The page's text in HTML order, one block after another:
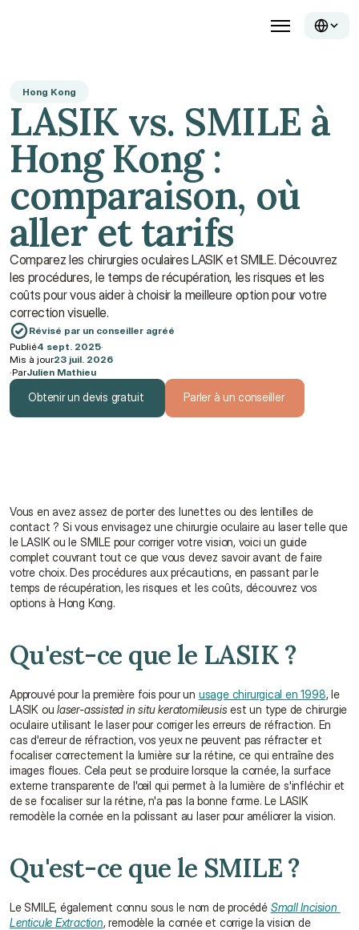
Hong Kong
LASIK vs. SMILE à
Hong Kong :
comparaison, où
aller et tarifs
Comparez les chirurgies oculaires LASIK et SMILE. Découvrez
les procédures, le temps de récupération, les risques et les
coûts pour vous aider à choisir la meilleure option pour votre
correction visuelle.
Révisé par un conseiller agréé
Publié4 sept. 2025·
Mis à jour23 juil. 2026
·ParJulien Mathieu
Obtenir un devis gratuit Parler à un conseiller
Vous en avez assez de porter des lunettes ou des lentilles de
contact ? Si vous envisagez une chirurgie oculaire au laser telle que
le LASIK ou le SMILE pour corriger votre vision, voici un guide
complet couvrant tout ce que vous devez savoir avant de faire
votre choix. Des procédures aux précautions, en passant par le
temps de récupération, les risques et les coûts, découvrez vos
options à Hong Kong.
Qu'est-ce que le LASIK ?
Approuvé pour la première fois pour un usage chirurgical en 1998, le
LASIK ou laser-assisted in situ keratomileusis est un type de chirurgie
oculaire utilisant le laser pour corriger les erreurs de réfraction. En
cas d'erreur de réfraction, vos yeux ne peuvent pas réfracter et
focaliser correctement la lumière sur la rétine, ce qui entraîne des
images floues. Cela peut se produire lorsque la cornée, la surface
externe transparente de l'œil qui permet à la lumière de s'infléchir et
de se focaliser sur la rétine, n'a pas la bonne forme. Le LASIK
remodèle la cornée en la polissant au laser pour améliorer la vision.
Qu'est-ce que le SMILE ?
Le SMILE, également connu sous le nom de procédé Small Incision
Lenticule Extraction, remodèle la cornée et corrige la vision de